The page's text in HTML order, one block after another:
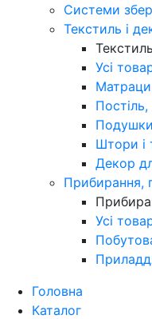
Системи
Текстиль і
Усі
Штори і
Декор
Прибирання,
Усі
Головна
Каталог